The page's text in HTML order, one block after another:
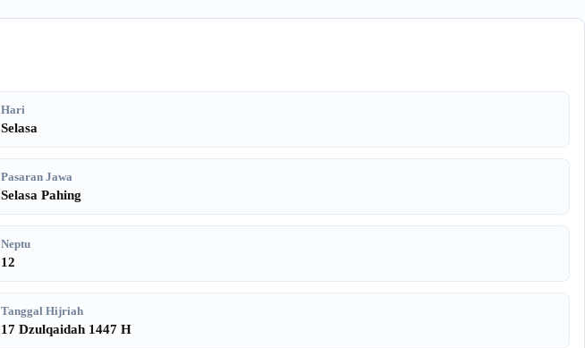
Hari
Selasa
Pasaran Jawa
Selasa Pahing
Neptu
12
Tanggal Hijriah
17 Dzulqaidah 1447 H